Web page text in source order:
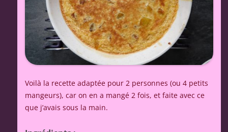
Voilà la recette adaptée pour 2 personnes (ou 4 petits
mangeurs), car on en a mangé 2 fois, et faite avec ce
que j’avais sous la main.